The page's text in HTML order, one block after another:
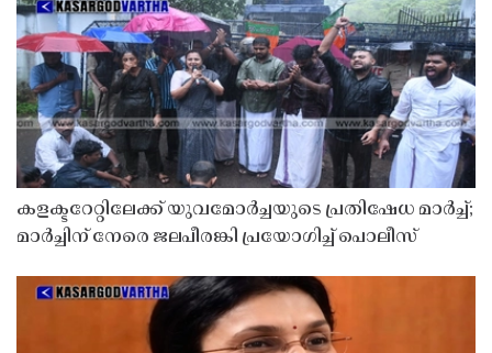
കളക്ടറേറ്റിലേക്ക് യുവമോർച്ചയുടെ പ്രതിഷേധ മാർച്ച്;
മാർച്ചിന് നേരെ ജലപീരങ്കി പ്രയോഗിച്ച് പൊലീസ്